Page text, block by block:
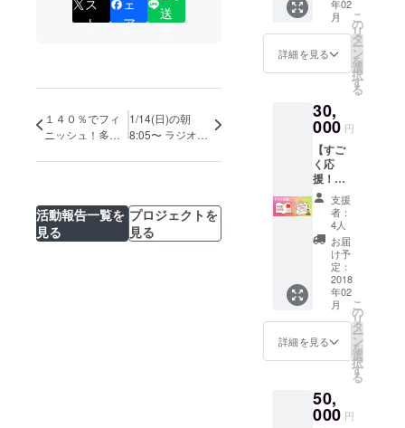
ス
ト
ェ
ア
送
１４０％でフィ
ニッシュ！多く
にありがとうご
1/14(日)の朝
8:05〜 ラジオJ-
で日韓ミュージ
活動報告一覧を
見る
プロジェクトを
見る
ドガ (福
順都家)
ソン
マッコ
リ2本＋
(A) ・パ
お名前
記載
年02
月
詳細を見る
こ
の
リ
タ
ー
ン
を
選
択
す
る
30,
000 円
【すご
く応
援！】
・コモ
ンビー
ト理事
長の安
達がお
礼に伺
いま
す。 ・
パンフ
にお名
前記載
＋(A)
支援
者：
4人
お届
け予
定：
2018
年02
月
詳細を見る
こ
の
リ
タ
ー
ン
を
選
択
す
る
50,
000 円